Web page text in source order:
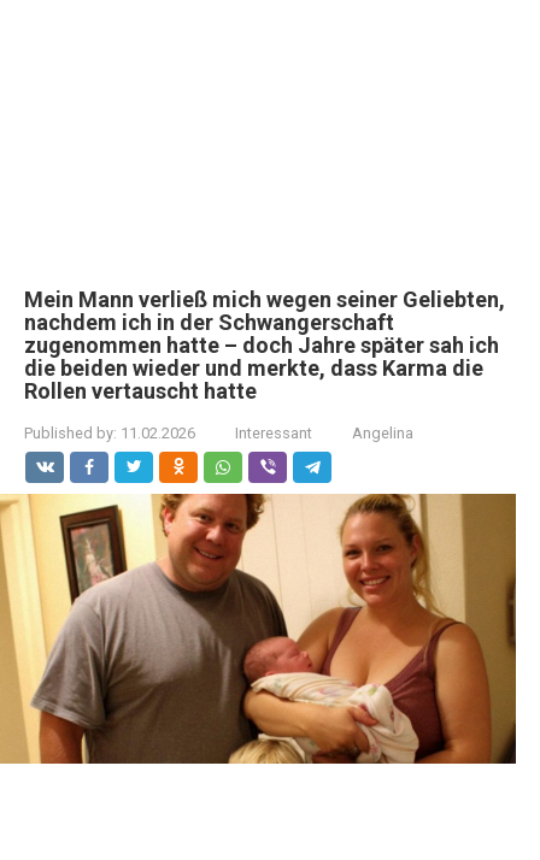
Mein Mann verließ mich wegen seiner Geliebten,
nachdem ich in der Schwangerschaft
zugenommen hatte – doch Jahre später sah ich
die beiden wieder und merkte, dass Karma die
Rollen vertauscht hatte
Published by: 11.02.2026 Interessant Angelina